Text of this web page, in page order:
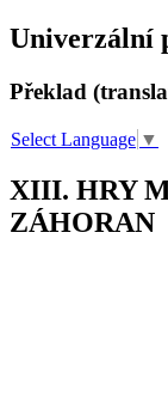
Univerzální
Překlad
Select Language ▼
XIII. HRY
ZÁHORAN